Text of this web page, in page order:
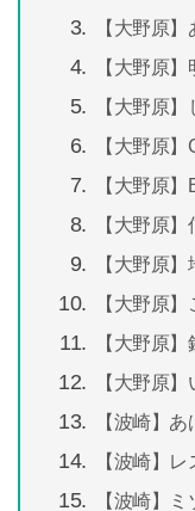
【大野原】
【大野原
【大野原
【大野原
【大野原
【大野原
【大野原
【大野原
【大野原
【⼤野原
【波崎】
【波崎】
【波崎】